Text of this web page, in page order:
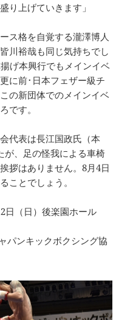
り上げていきます」
ス格を自覚する瀧澤博人
川裕哉も同じ気持ちでし
げ本興行でもメインイベ
に前･日本フェザー級チ
の新団体でのメインイベ
です。
代表は長江国政氏（本
が、足の怪我による車椅
拶はありません。8月4日
ことでしょう。
日（日）後楽園ホール
パンキックボクシング協